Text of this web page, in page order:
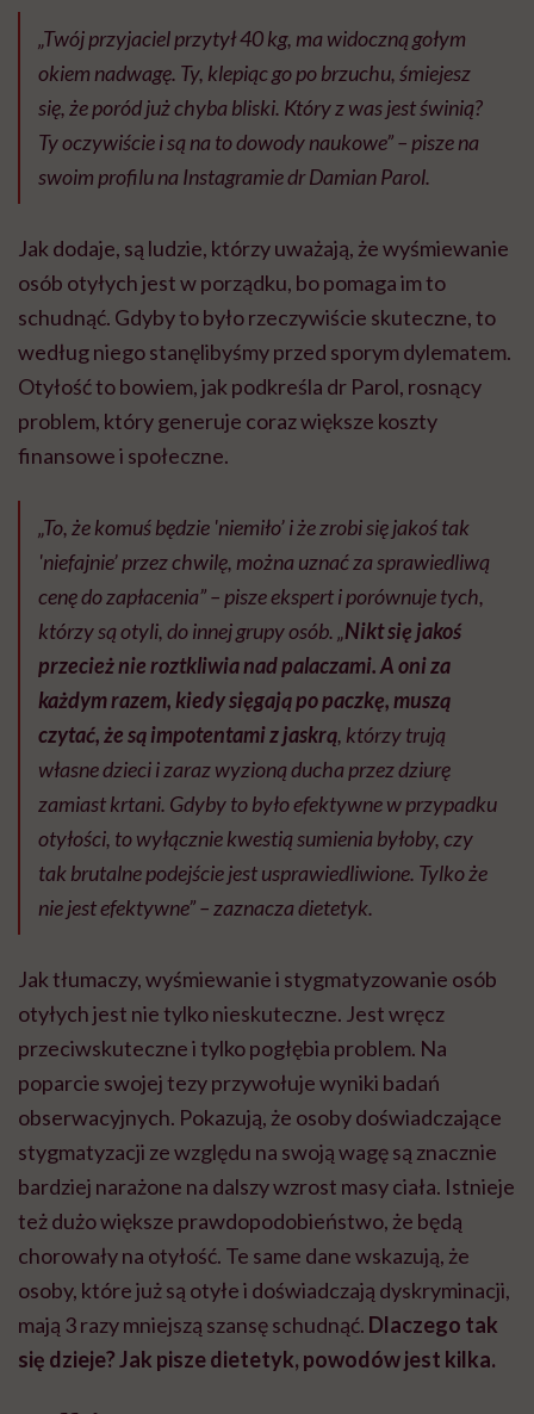
„Twój przyjaciel przytył 40 kg, ma widoczną gołym
okiem nadwagę. Ty, klepiąc go po brzuchu, śmiejesz
się, że poród już chyba bliski. Który z was jest świnią?
Ty oczywiście i są na to dowody naukowe” – pisze na
swoim profilu na Instagramie dr Damian Parol.
Jak dodaje, są ludzie, którzy uważają, że wyśmiewanie
osób otyłych jest w porządku, bo pomaga im to
schudnąć. Gdyby to było rzeczywiście skuteczne, to
według niego stanęlibyśmy przed sporym dylematem.
Otyłość to bowiem, jak podkreśla dr Parol, rosnący
problem, który generuje coraz większe koszty
finansowe i społeczne.
„To, że komuś będzie 'niemiło’ i że zrobi się jakoś tak
'niefajnie’ przez chwilę, można uznać za sprawiedliwą
cenę do zapłacenia” – pisze ekspert i porównuje tych,
którzy są otyli, do innej grupy osób. „Nikt się jakoś
przecież nie roztkliwia nad palaczami. A oni za
każdym razem, kiedy sięgają po paczkę, muszą
czytać, że są impotentamiz jaskrą, którzy trują
własne dzieci i zaraz wyzioną ducha przez dziurę
zamiast krtani. Gdyby to było efektywne w przypadku
otyłości, to wyłącznie kwestią sumienia byłoby, czy
tak brutalne podejście jest usprawiedliwione. Tylko że
nie jest efektywne” – zaznacza dietetyk.
Jak tłumaczy, wyśmiewanie i stygmatyzowanie osób
otyłych jest nie tylko nieskuteczne. Jest wręcz
przeciwskuteczne i tylko pogłębia problem. Na
poparcie swojej tezy przywołuje wyniki badań
obserwacyjnych. Pokazują, że osoby doświadczające
stygmatyzacji ze względu na swoją wagę są znacznie
bardziej narażone na dalszy wzrost masy ciała. Istnieje
też dużo większe prawdopodobieństwo, że będą
chorowały na otyłość. Te same dane wskazują, że
osoby, które już są otyłe i doświadczają dyskryminacji,
mają 3 razy mniejszą szansę schudnąć. Dlaczego tak
się dzieje? Jak pisze dietetyk, powodów jest kilka.